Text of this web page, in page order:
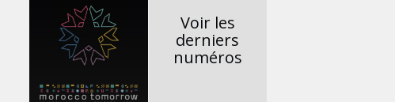
Voir les
derniers
numéros